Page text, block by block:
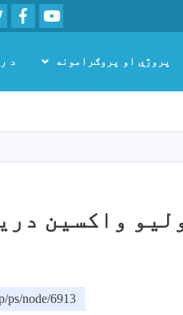
Youtube
پروژې او پروګرامونه د
واکسین
ps/node/6913